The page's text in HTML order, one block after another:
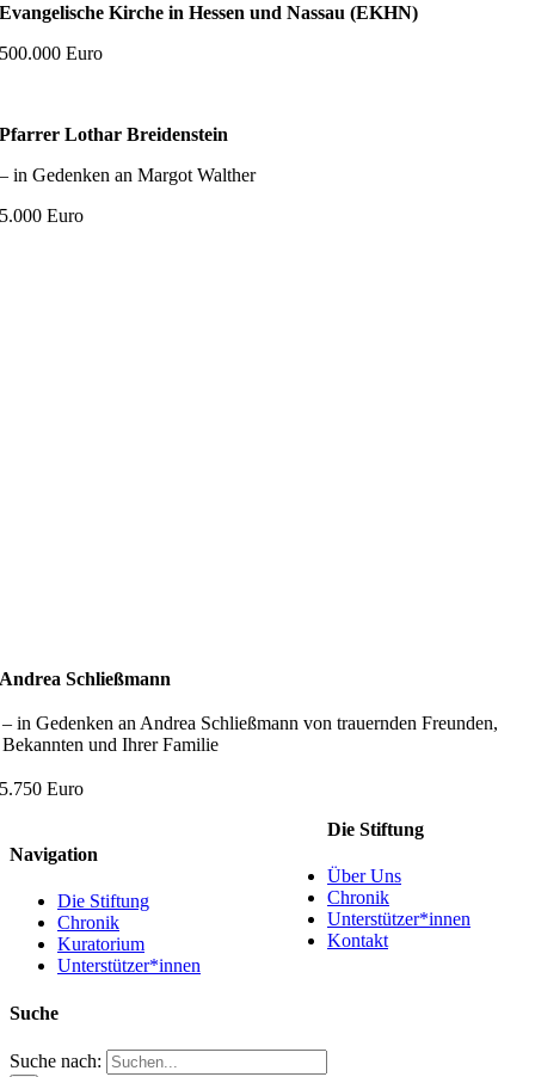
Evangelische Kirche in Hessen und Nassau (EKHN)
500.000 Euro
Pfarrer Lothar Breidenstein
– in Gedenken an Margot Walther
5.000 Euro
Andrea Schließmann
– in Gedenken an Andrea Schließmann von trauernden Freunden,
Bekannten und Ihrer Familie
5.750 Euro
Navigation
Die Stiftung
Chronik
Kuratorium
Unterstützer*innen
Suche
Suche nach:
Die Stiftung
Über Uns
Chronik
Unterstützer*innen
Kontakt